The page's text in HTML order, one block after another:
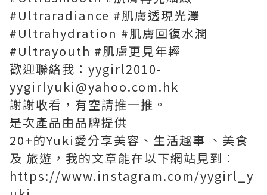
#Ultraradiance #肌膚透現光澤
#Ultrahydration #肌膚回復水潤
#Ultrayouth #肌膚更見年輕
歡迎聯絡我：yygirl2010-
yygirlyuki@yahoo.com.hk
謝謝收看，有空請推一推。
是次產品由品牌提供
20+的Yuki愛分享美容、生活趣事 、美食
及 旅遊，我的文章能在以下網站見到：
https://www.instagram.com/yygirl_y